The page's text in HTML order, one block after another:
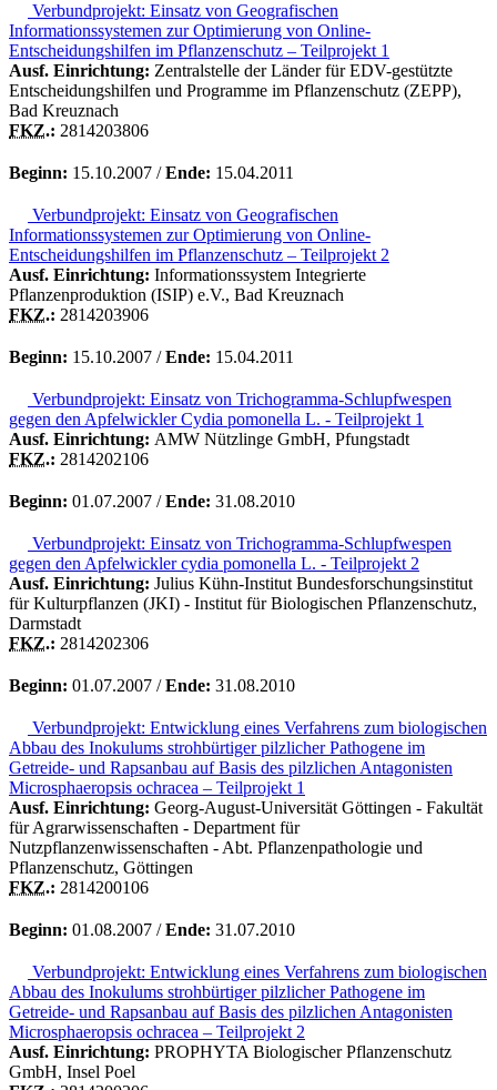
Verbundprojekt: Einsatz von Geografischen
Informationssystemen zur Optimierung von Online-
Entscheidungshilfen im Pflanzenschutz – Teilprojekt 1
Ausf. Einrichtung: Zentralstelle der Länder für EDV-gestützte
Entscheidungshilfen und Programme im Pflanzenschutz (ZEPP),
Bad Kreuznach
FKZ.: 2814203806
Beginn: 15.10.2007 /Ende: 15.04.2011
Verbundprojekt: Einsatz von Geografischen
Informationssystemen zur Optimierung von Online-
Entscheidungshilfen im Pflanzenschutz – Teilprojekt 2
Ausf. Einrichtung: Informationssystem Integrierte
Pflanzenproduktion (ISIP) e.V., Bad Kreuznach
FKZ.: 2814203906
Beginn: 15.10.2007 /Ende: 15.04.2011
Verbundprojekt: Einsatz von Trichogramma-Schlupfwespen
gegen den Apfelwickler Cydia pomonella L. - Teilprojekt 1
Ausf. Einrichtung: AMW Nützlinge GmbH, Pfungstadt
FKZ.: 2814202106
Beginn: 01.07.2007 /Ende: 31.08.2010
Verbundprojekt: Einsatz von Trichogramma-Schlupfwespen
gegen den Apfelwickler cydia pomonella L. - Teilprojekt 2
Ausf. Einrichtung: Julius Kühn-Institut Bundesforschungsinstitut
für Kulturpflanzen (JKI) - Institut für Biologischen Pflanzenschutz,
Darmstadt
FKZ.: 2814202306
Beginn: 01.07.2007 /Ende: 31.08.2010
Verbundprojekt: Entwicklung eines Verfahrens zum biologischen
Abbau des Inokulums strohbürtiger pilzlicher Pathogene im
Getreide- und Rapsanbau auf Basis des pilzlichen Antagonisten
Microsphaeropsis ochracea – Teilprojekt 1
Ausf. Einrichtung: Georg-August-Universität Göttingen - Fakultät
für Agrarwissenschaften - Department für
Nutzpflanzenwissenschaften - Abt. Pflanzenpathologie und
Pflanzenschutz, Göttingen
FKZ.: 2814200106
Beginn: 01.08.2007 /Ende: 31.07.2010
Verbundprojekt: Entwicklung eines Verfahrens zum biologischen
Abbau des Inokulums strohbürtiger pilzlicher Pathogene im
Getreide- und Rapsanbau auf Basis des pilzlichen Antagonisten
Microsphaeropsis ochracea – Teilprojekt 2
Ausf. Einrichtung: PROPHYTA Biologischer Pflanzenschutz
GmbH, Insel Poel